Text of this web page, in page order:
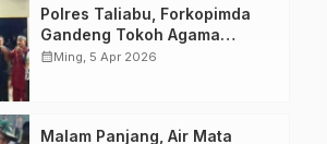
Polres Taliabu, Forkopimda
Gandeng Tokoh Agama
Deklarasikan Damai
calendar_monthMing, 5 Apr 2026
Malam Panjang, Air Mata